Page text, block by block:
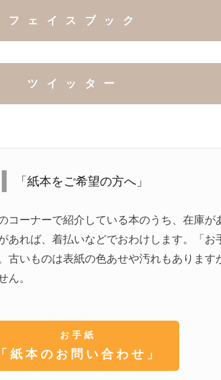
フェイスブック
ツイッター
「紙本をご希望の方へ」
コーナーで紹介している本のうち、在庫が
あれば、着払いなどでおわけします。「お
古いものは表紙の色あせや汚れもあります
ん。
お手紙
紙本のお問い合わせ」